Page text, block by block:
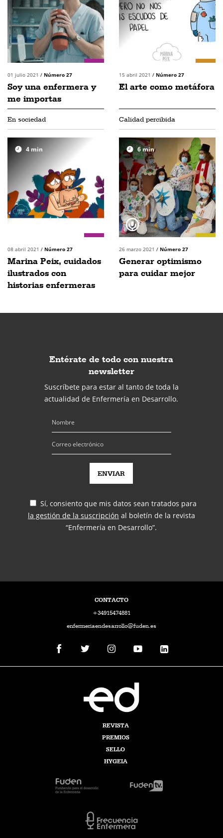
01 julio 2021 / Número 27
Soy una enfermera y
me importas
15 abril 2021 / Número 27
El arte como metáfora
En sociedad
4 min
08 abril 2021 / Número 27
Marina Peix, cuidados
ilustrados con
historias enfermeras
Calidad percibida
6min
26 marzo 2021 / Número 27
Generar optimismo
para cuidar mejor
Entérate de todo con nuestra
newsletter
Suscríbete para estar al tanto de toda la
actualidad de Enfermería en Desarrollo.
Sí, consiento que mis datos sean tratados para
la gestión de la suscripción al boletín de la revista
“Enfermería en Desarrollo”.
CONTACTO
+34915474881
enfermeriaendesarrollo@fuden.es
REVISTA
PREMIOS
SELLO
HYGEIA